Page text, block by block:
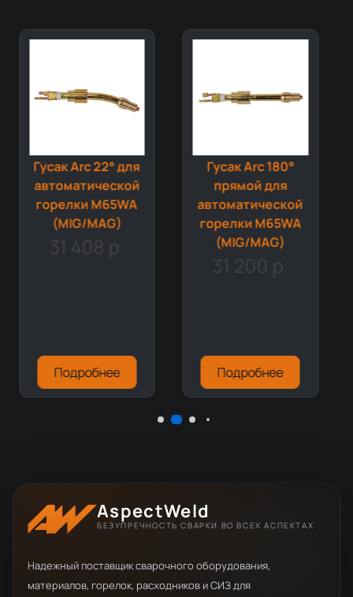
Гусак Arc 22° для
автоматической
горелки M65WA
(MIG/MAG)
31 408 р.
Подробнее
Гусак Arc 180°
прямой для
автоматической
горелки M65WA
(MIG/MAG)
31 200 р.
Подробнее
AspectWeld
БЕЗУПРЕЧНОСТЬ СВАРКИ ВО ВСЕХ АСПЕКТАХ
Надежный поставщик сварочного оборудования,
материалов, горелок, расходников и СИЗ для